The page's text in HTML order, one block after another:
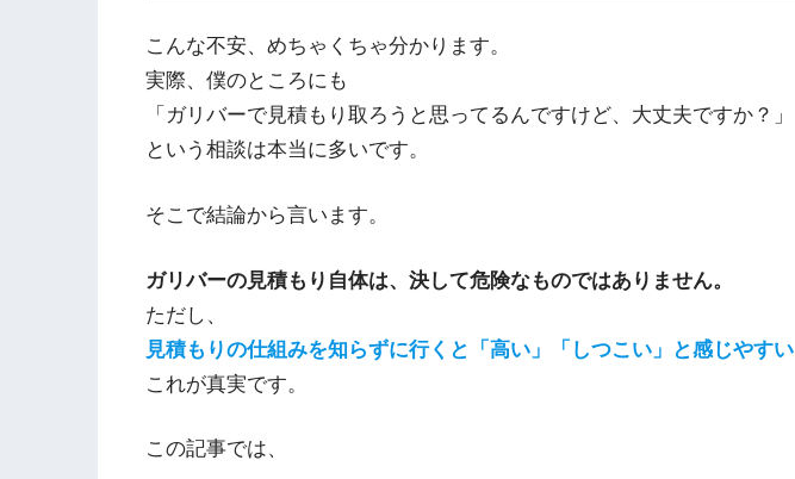
こんな不安、めちゃくちゃ分かります。
実際、僕のところにも
「ガリバーで見積もり取ろうと思ってるんですけど、大丈夫ですか？」
という相談は本当に多いです。
そこで結論から言います。
ガリバーの見積もり自体は、決して危険なものではありません。
ただし、
見積もりの仕組みを知らずに行くと「高い」「しつこい」と感じやすい
これが真実です。
この記事では、